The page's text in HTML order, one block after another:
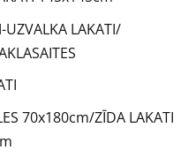
UZVALKA LAKATI/
70x180cm/ZĪDA LAKATI